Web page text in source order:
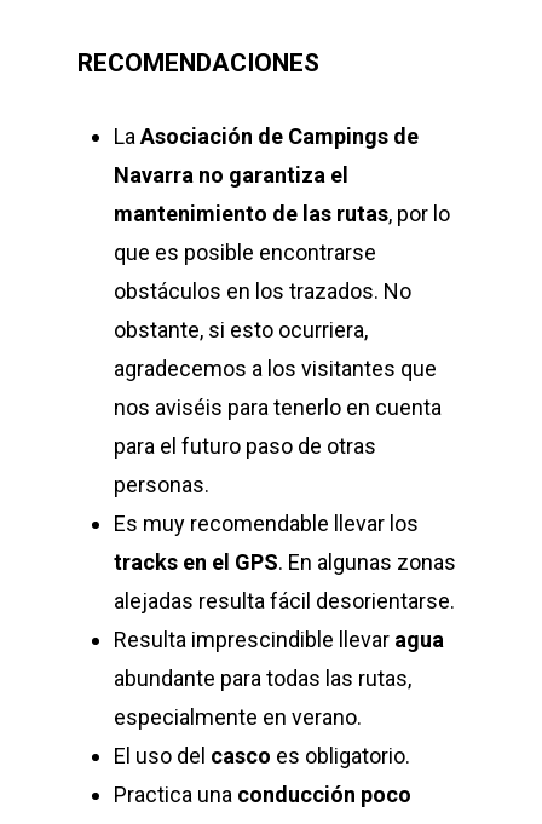
RECOMENDACIONES
La Asociación de Campings de
Navarra no garantiza el
mantenimiento de las rutas, por lo
que es posible encontrarse
obstáculos en los trazados. No
obstante, si esto ocurriera,
agradecemos a los visitantes que
nos aviséis para tenerlo en cuenta
para el futuro paso de otras
personas.
Es muy recomendable llevar los
tracks en el GPS. En algunas zonas
alejadas resulta fácil desorientarse.
Resulta imprescindible llevar agua
abundante para todas las rutas,
especialmente en verano.
El uso del casco es obligatorio.
Practica una conducción poco